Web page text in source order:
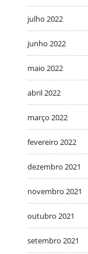
julho 2022
junho 2022
maio 2022
abril 2022
março 2022
fevereiro 2022
dezembro 2021
novembro 2021
outubro 2021
setembro 2021